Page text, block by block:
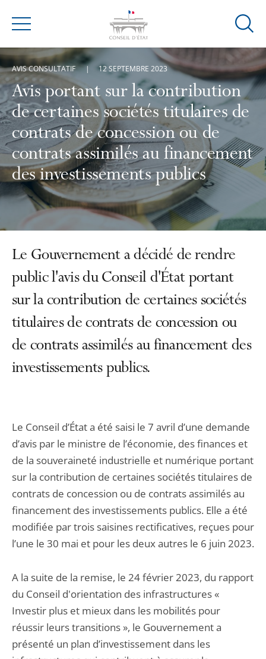
Menu
Ouvrir
de
Avis portant sur la contribution
de certaines sociétés titulaires de
contrats de concession ou de
contrats assimilés au financement
des investissements publics
AVIS CONSULTATIF 12 SEPTEMBRE 2023
Le Gouvernement a décidé de rendre
public l'avis du Conseil d'État portant
sur la contribution de certaines sociétés
titulaires de contrats de concession ou
de contrats assimilés au financement des
investissements publics.
Le Conseil d’État a été saisi le 7 avril d’une demande
d’avis par le ministre de l’économie, des finances et
de la souveraineté industrielle et numérique portant
sur la contribution de certaines sociétés titulaires de
contrats de concession ou de contrats assimilés au
financement des investissements publics. Elle a été
modifiée par trois saisines rectificatives, reçues pour
l’une le 30 mai et pour les deux autres le 6 juin 2023.
A la suite de la remise, le 24 février 2023, du rapport
du Conseil d'orientation des infrastructures «
Investir plus et mieux dans les mobilités pour
réussir leurs transitions », le Gouvernement a
présenté un plan d’investissement dans les